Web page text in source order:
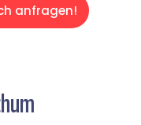
anfragen!